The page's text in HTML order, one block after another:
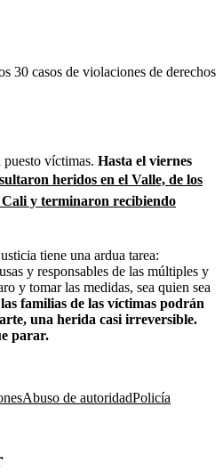
30 casos de violaciones de derechos
víctimas. Hasta el viernes
heridos en el Valle, de los
Cali y terminaron recibiendo
tiene una ardua tarea:
y responsables de las múltiples y
y tomar las medidas, sea quien sea
familias de las víctimas podrán
una herida casi irreversible.
parar.
Abuso de autoridadPolicía